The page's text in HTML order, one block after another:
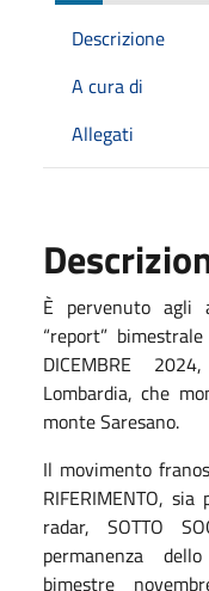
Descrizione
A cura di
Allegati
È pervenuto agli
“report”
DICEMBRE
Lombardia, che
monte Saresano.
Il movimento
RIFERIMENTO,
radar, SOTTO
permanenza
bimestre